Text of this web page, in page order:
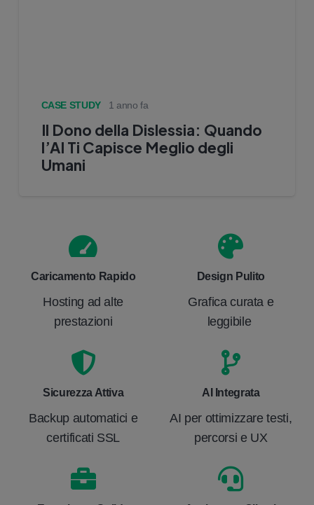
CASE STUDY 1 anno fa
Il Dono della Dislessia: Quando
l’AI Ti Capisce Meglio degli
Umani
Caricamento Rapido
Hosting ad alte
prestazioni
Design Pulito
Grafica curata e
leggibile
Sicurezza Attiva
Backup automatici e
certificati SSL
AI Integrata
AI per ottimizzare testi,
percorsi e UX